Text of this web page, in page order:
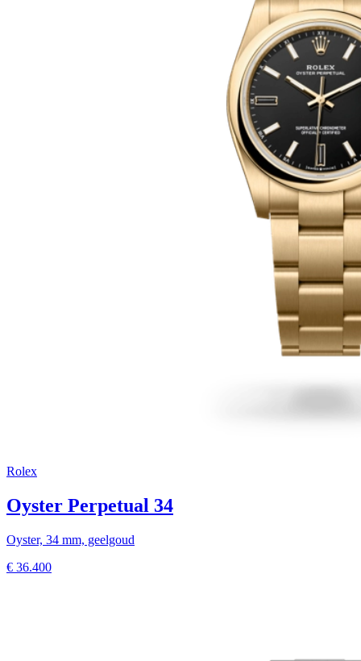
Rolex
Oyster Perpetual 34
Oyster, 34 mm, geelgoud
€ 36.400